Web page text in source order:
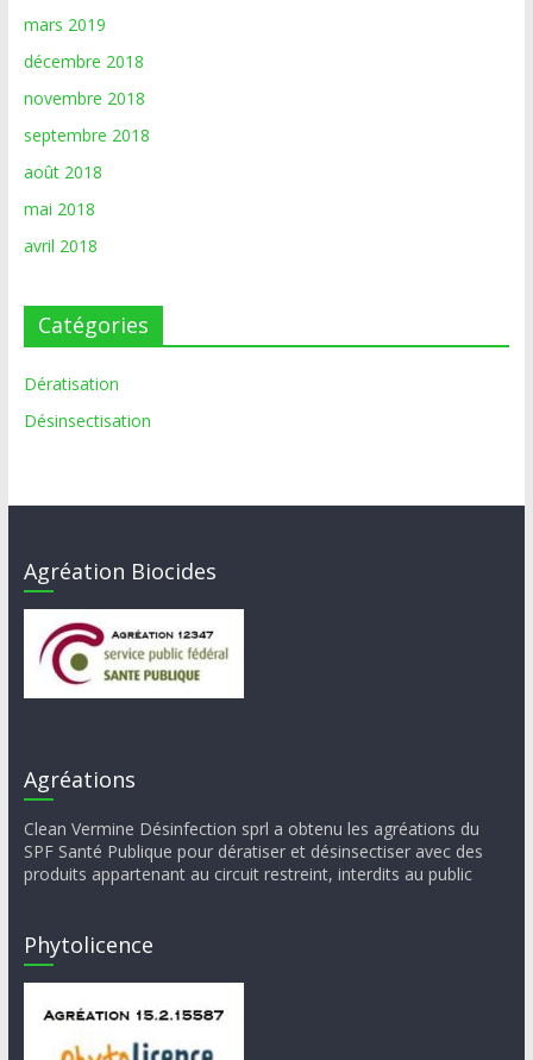
mars 2019
décembre 2018
novembre 2018
septembre 2018
août 2018
mai 2018
avril 2018
Catégories
Dératisation
Désinsectisation
Agréation Biocides
Agréations
Clean Vermine Désinfection sprl a obtenu les agréations du
SPF Santé Publique pour dératiser et désinsectiser avec des
produits appartenant au circuit restreint, interdits au public
Phytolicence